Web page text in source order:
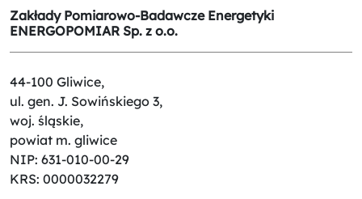
Zakłady Pomiarowo-Badawcze Energetyki
ENERGOPOMIAR Sp. z o.o.
44-100 Gliwice,
ul. gen. J. Sowińskiego 3,
woj. śląskie,
powiat m. gliwice
NIP: 631-010-00-29
KRS: 0000032279